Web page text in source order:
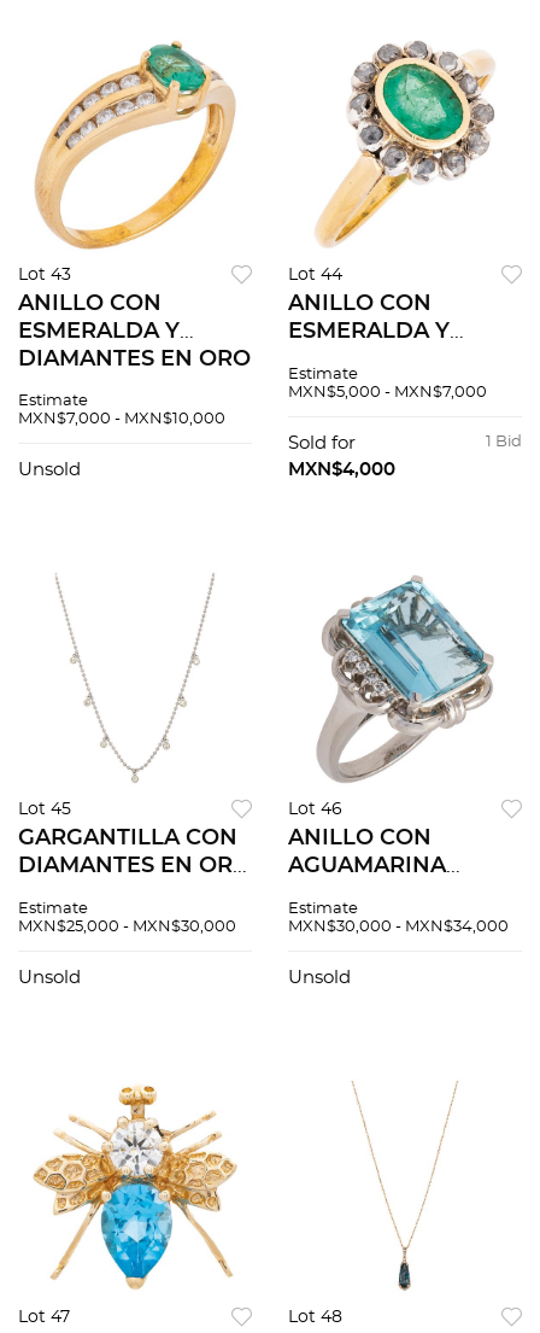
Lot 43
ANILLO CON
ESMERALDA Y
DIAMANTES EN ORO
Una esmeralda corte
diamantes corte
Estimate
MXN$7,000 - MXN$10,000
Unsold
Lot 44
ANILLO CON
ESMERALDA Y
AMARILLO DE 18K.
oval ~0.80 ct y
diamantes corte
Estimate
MXN$5,000 - MXN$7,000
1 Bid
Sold for
MXN$4,000
Lot 45
GARGANTILLA CON
DIAMANTES EN ORO
Diamantes corte
Peso: 7.2 g
Estimate
MXN$25,000 - MXN$30,000
Unsold
Lot 46
ANILLO CON
AGUAMARINA
USA Y DIAMANTES
Una aguamarina
brillante
Estimate
MXN$30,000 - MXN$34,000
Unsold
Lot 47 Lot 48